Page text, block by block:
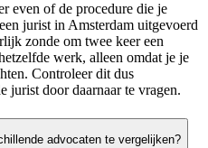
even of de procedure die je
jurist in Amsterdam uitgevoerd
zonde om twee keer een
werk, alleen omdat je je
Controleer dit dus
jurist door daarnaar te vragen.
advocaten te vergelijken?